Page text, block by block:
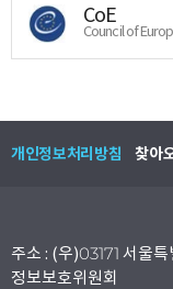
CoE
Council of
개인정보처리방침 찾아
주소 : (우)03171 서울
정보보호위원회